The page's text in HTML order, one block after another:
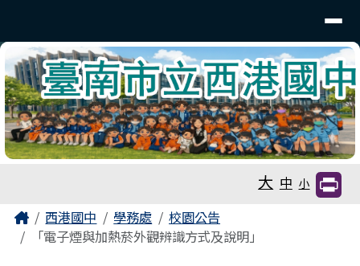
大 中 小
主內容區域
Home西港國中 學務處
校園公告
「電子煙與加熱菸外觀辨識方式及說明」
頁尾區域